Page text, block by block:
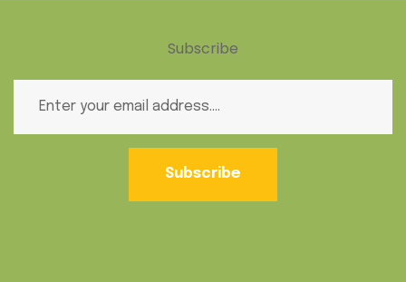
Subscribe
Subscribe